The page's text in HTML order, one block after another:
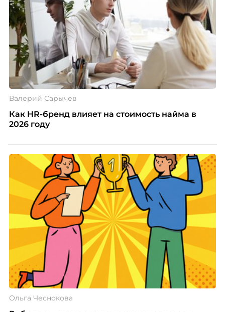
Валерий Сарычев
Как HR-бренд влияет на стоимость найма в
2026 году
Ольга Чеснокова